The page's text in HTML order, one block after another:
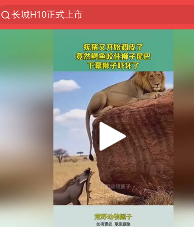
长城H10正式上市
聚“绿”成势，结构转型活力足
金饰克价大幅跳涨
台风“白海豚”影响中国已成定局
苏泊尔回应AI广告低俗擦边剧情争议
印度暴发金迪普拉病毒
陕西柞水突发泥石流致1死2失联
“梅姨”已是老年人 死刑或适用受限
杭州一小区17楼玻璃幕墙爆裂
“梅姨”准确年龄仍未知
41岁女子为鼓励女儿考上985研究生
“事业单位招聘不是人情买卖”